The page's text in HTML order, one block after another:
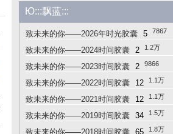
Ю:::飘蓝:::
致未来的你——2026年时光胶囊 5 7867
致未来的你——2024时间胶囊 2 1.2万
致未来的你——2023时间胶囊 2 9866
致未来的你——2022时间胶囊 12 1.1万
致未来的你——2021时间胶囊 12 1.1万
致未来的你——2019时间胶囊 34 1.5万
致未来的你——2018时间胶囊 65 1.8万